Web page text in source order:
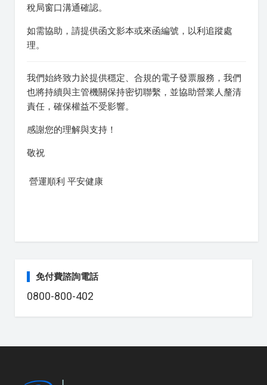
稅局窗口溝通確認。
如需協助，請提供函文影本或來函編號，以利追蹤處
理。
我們始終致力於提供穩定、合規的電子發票服務，我們
也將持續與主管機關保持密切聯繫，並協助營業人釐清
責任，確保權益不受影響。
感謝您的理解與支持！
敬祝
營運順利 平安健康
免付費諮詢電話
0800-800-402